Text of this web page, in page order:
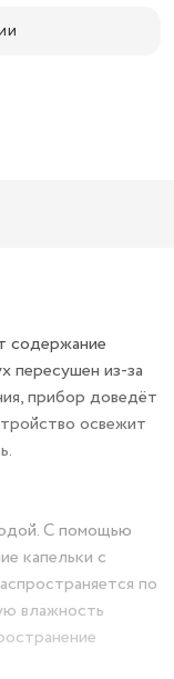
содержание
пересушен из-за
прибор доведёт
освежит
С помощью
капельки с
по
влажность